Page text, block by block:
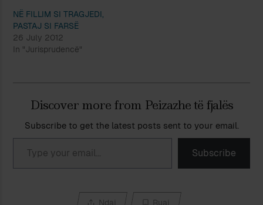
NË FILLIM SI TRAGJEDI,
PASTAJ SI FARSË
26 July 2012
In "Jurisprudencë"
Discover more from Peizazhe të fjalës
Subscribe to get the latest posts sent to your email.
Type your email…
Subscribe
Ndaj Ruaj